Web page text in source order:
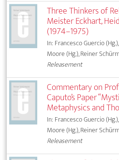
Three Thinkers of
Meister Eckhart,
(1974–1975)
In: Francesco Guercio
Moore (Hg.), Reiner
Releasement
Commentary on
Caputo’s Paper
Metaphysics and
In: Francesco Guercio
Moore (Hg.), Reiner
Releasement